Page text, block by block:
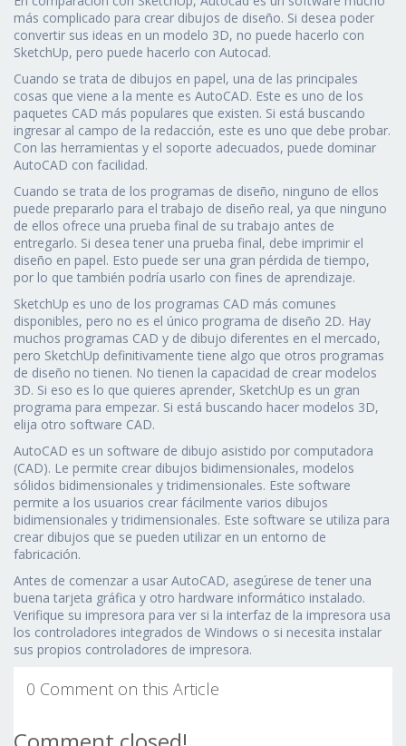
más complicado para crear dibujos de diseño. Si desea poder
convertir sus ideas en un modelo 3D, no puede hacerlo con
SketchUp, pero puede hacerlo con Autocad.
Cuando se trata de dibujos en papel, una de las principales
cosas que viene a la mente es AutoCAD. Este es uno de los
paquetes CAD más populares que existen. Si está buscando
ingresar al campo de la redacción, este es uno que debe probar.
Con las herramientas y el soporte adecuados, puede dominar
AutoCAD con facilidad.
Cuando se trata de los programas de diseño, ninguno de ellos
puede prepararlo para el trabajo de diseño real, ya que ninguno
de ellos ofrece una prueba final de su trabajo antes de
entregarlo. Si desea tener una prueba final, debe imprimir el
diseño en papel. Esto puede ser una gran pérdida de tiempo,
por lo que también podría usarlo con fines de aprendizaje.
SketchUp es uno de los programas CAD más comunes
disponibles, pero no es el único programa de diseño 2D. Hay
muchos programas CAD y de dibujo diferentes en el mercado,
pero SketchUp definitivamente tiene algo que otros programas
de diseño no tienen. No tienen la capacidad de crear modelos
3D. Si eso es lo que quieres aprender, SketchUp es un gran
programa para empezar. Si está buscando hacer modelos 3D,
elija otro software CAD.
AutoCAD es un software de dibujo asistido por computadora
(CAD). Le permite crear dibujos bidimensionales, modelos
sólidos bidimensionales y tridimensionales. Este software
permite a los usuarios crear fácilmente varios dibujos
bidimensionales y tridimensionales. Este software se utiliza para
crear dibujos que se pueden utilizar en un entorno de
fabricación.
Antes de comenzar a usar AutoCAD, asegúrese de tener una
buena tarjeta gráfica y otro hardware informático instalado.
Verifique su impresora para ver si la interfaz de la impresora usa
los controladores integrados de Windows o si necesita instalar
sus propios controladores de impresora.
0 Comment on this Article